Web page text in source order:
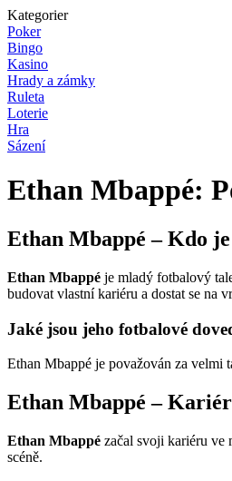
Kategorier
Poker
Bingo
Kasino
Hrady a zámky
Ruleta
Loterie
Hra
Sázení
Ethan Mbappé:
Ethan Mbappé – Kdo
Ethan Mbappé je mladý fotbalový
budovat vlastní kariéru a dostat se na
Jaké jsou jeho fotbalové
Ethan Mbappé je považován za velmi
Ethan Mbappé –
Ethan Mbappé začal svoji kariéru ve
scéně.